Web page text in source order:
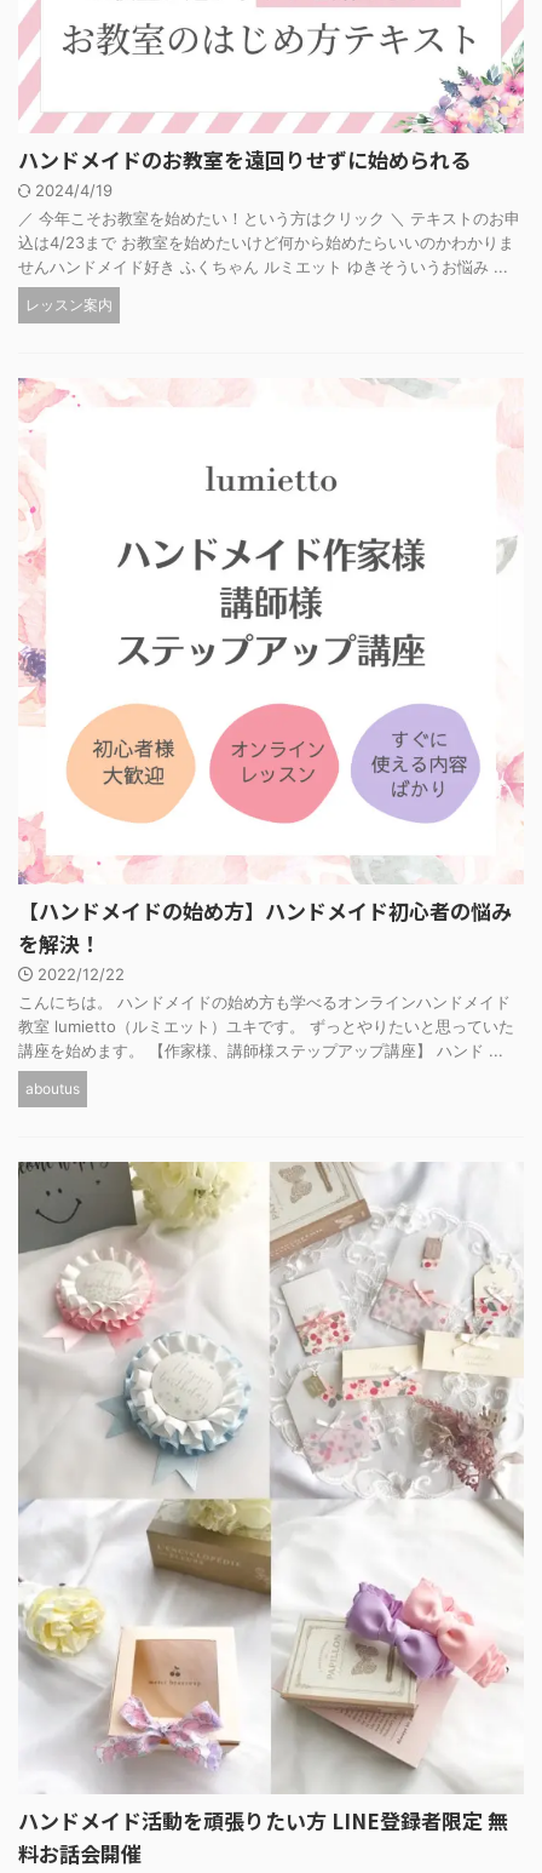
ハンドメイドのお教室を遠回りせずに始められる
2024/4/19
／ 今年こそお教室を始めたい！という方はクリック ＼ テキストのお申
込は4/23まで お教室を始めたいけど何から始めたらいいのかわかりま
せんハンドメイド好き ふくちゃん ルミエット ゆきそういうお悩み ...
レッスン案内
【ハンドメイドの始め方】ハンドメイド初心者の悩み
を解決！
2022/12/22
こんにちは。 ハンドメイドの始め方も学べるオンラインハンドメイド
教室 lumietto（ルミエット）ユキです。 ずっとやりたいと思っていた
講座を始めます。 【作家様、講師様ステップアップ講座】 ハンド ...
aboutus
ハンドメイド活動を頑張りたい方 LINE登録者限定 無
料お話会開催